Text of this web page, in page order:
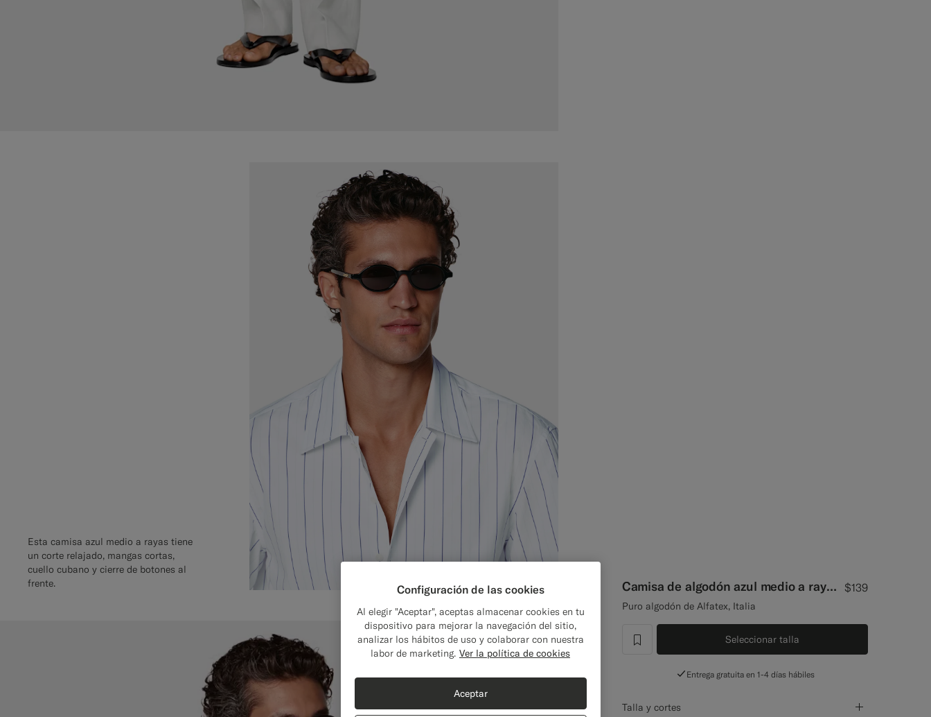
Camisa de algodón azul medio a rayas de manga corta. $139
Puro algodón de Alfatex, Italia
label.header.wishlist
Seleccionar talla
Entrega gratuita en 1-4 días hábiles
Talla y cortes
Esta camisa azul medio a rayas tiene
un corte relajado, mangas cortas,
cuello cubano y cierre de botones al
frente.
Configuración de las cookies
Al elegir "Aceptar", aceptas almacenar cookies en tu
dispositivo para mejorar la navegación del sitio,
analizar los hábitos de uso y colaborar con nuestra
labor de marketing. Ver la política de cookies
Aceptar